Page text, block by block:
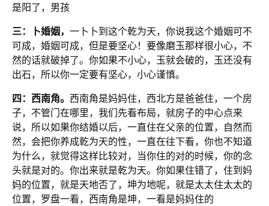
是阳了，男孩
三：卜婚姻， 一卜卜到这个乾为天，你说我这个婚姻可不
可成，婚姻可成，但是要坚心！要像磨玉那样很小心，不
然的话就破掉了。你如果不小心，玉就会破的，玉还没有
出石，所以你一定要有坚心，小心谨慎。
四：西南角。 西南角是妈妈住，西北方是爸爸住，一个房
子，不管门在哪里，我们先看布局，就房子的中心点来
说，所以如果你结婚以后，一直住在父亲的位置，自然而
然，会把你养成乾为天的性，一直在往下看，你也不知道
为什么，就觉得这样比较对，当你住的对的时候，你的念
头就是对的。你出来就是乾为天。你如果住错了，住到妈
妈的位置，就是天地否了，坤为地呢，就是太太住太太的
位置，罗盘一看，西南角是坤，一看是妈妈住的